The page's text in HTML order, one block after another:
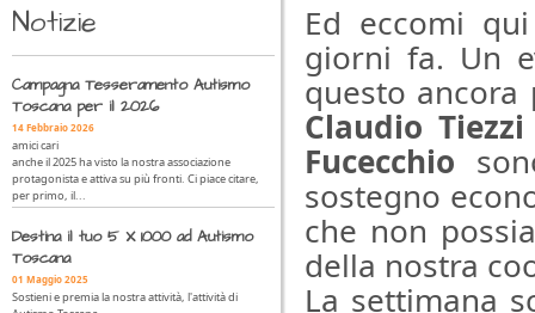
Ed eccomi
giorni fa. Un
questo
Claudio
Fucecchio
sostegno
che non
della nostra
La settimana
Notizie
Campagna Tesseramento Autismo
Toscana per il 2026
14 Febbraio 2026
amici cari
anche il 2025 ha visto la nostra associazione
protagonista e attiva su più fronti. Ci piace citare,
per primo, il...
Destina il tuo 5 X 1000 ad Autismo
Toscana
01 Maggio 2025
Sostieni e premia la nostra attività, l'attività di